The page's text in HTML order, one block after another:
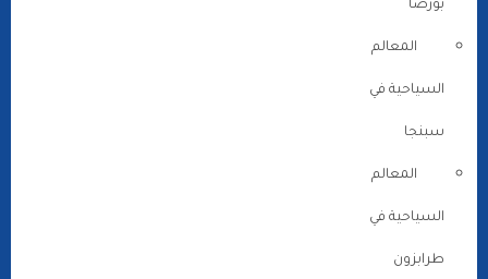
بورصا
المعالم
السياحية في
سبنجا
المعالم
السياحية في
طرابزون